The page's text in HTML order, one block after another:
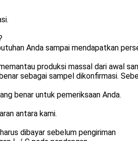
Anda sampai mendapatkan
produksi massal dari awal
sebagai sampel dikonfirmasi.
benar untuk pemeriksaan Anda.
antara kami.
dibayar sebelum pengiriman